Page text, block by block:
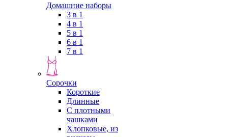
Домашние наборы
3 в 1
4 в 1
5 в 1
6 в 1
7 в 1
Сорочки
Короткие
Длинные
С плотными
чашками
Хлопковые, из